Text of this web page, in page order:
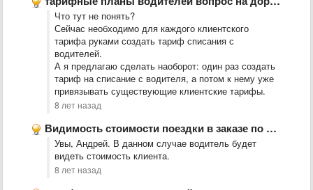
Что тут не понять?
Сейчас необходимо для каждого клиентского
тарифа руками создать тариф списания с
водителей.
А я предлагаю сделать наоборот: один раз создать
тариф на списание с водителя, а потом к нему уже
привязывать существующие клиентские тарифы.
8 лет назад
Видимость стоимости поездки в заказе по безналу
Увы, Андрей. В данном случае водитель будет
видеть стоимость клиента.
8 лет назад